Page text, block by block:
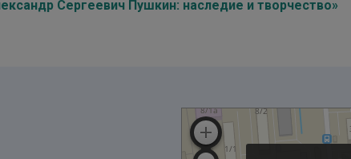
Сергеевич Пушкин: наследие и творчество»